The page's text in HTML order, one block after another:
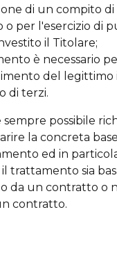
di un compito di
o per l'esercizio di
il Titolare;
è necessario
del legittimo
di terzi.
sempre possibile
la concreta
ed in
il trattamento sia
da un contratto o
contratto.